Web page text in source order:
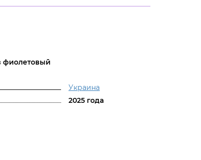
фиолетовый
Украина
2025 года